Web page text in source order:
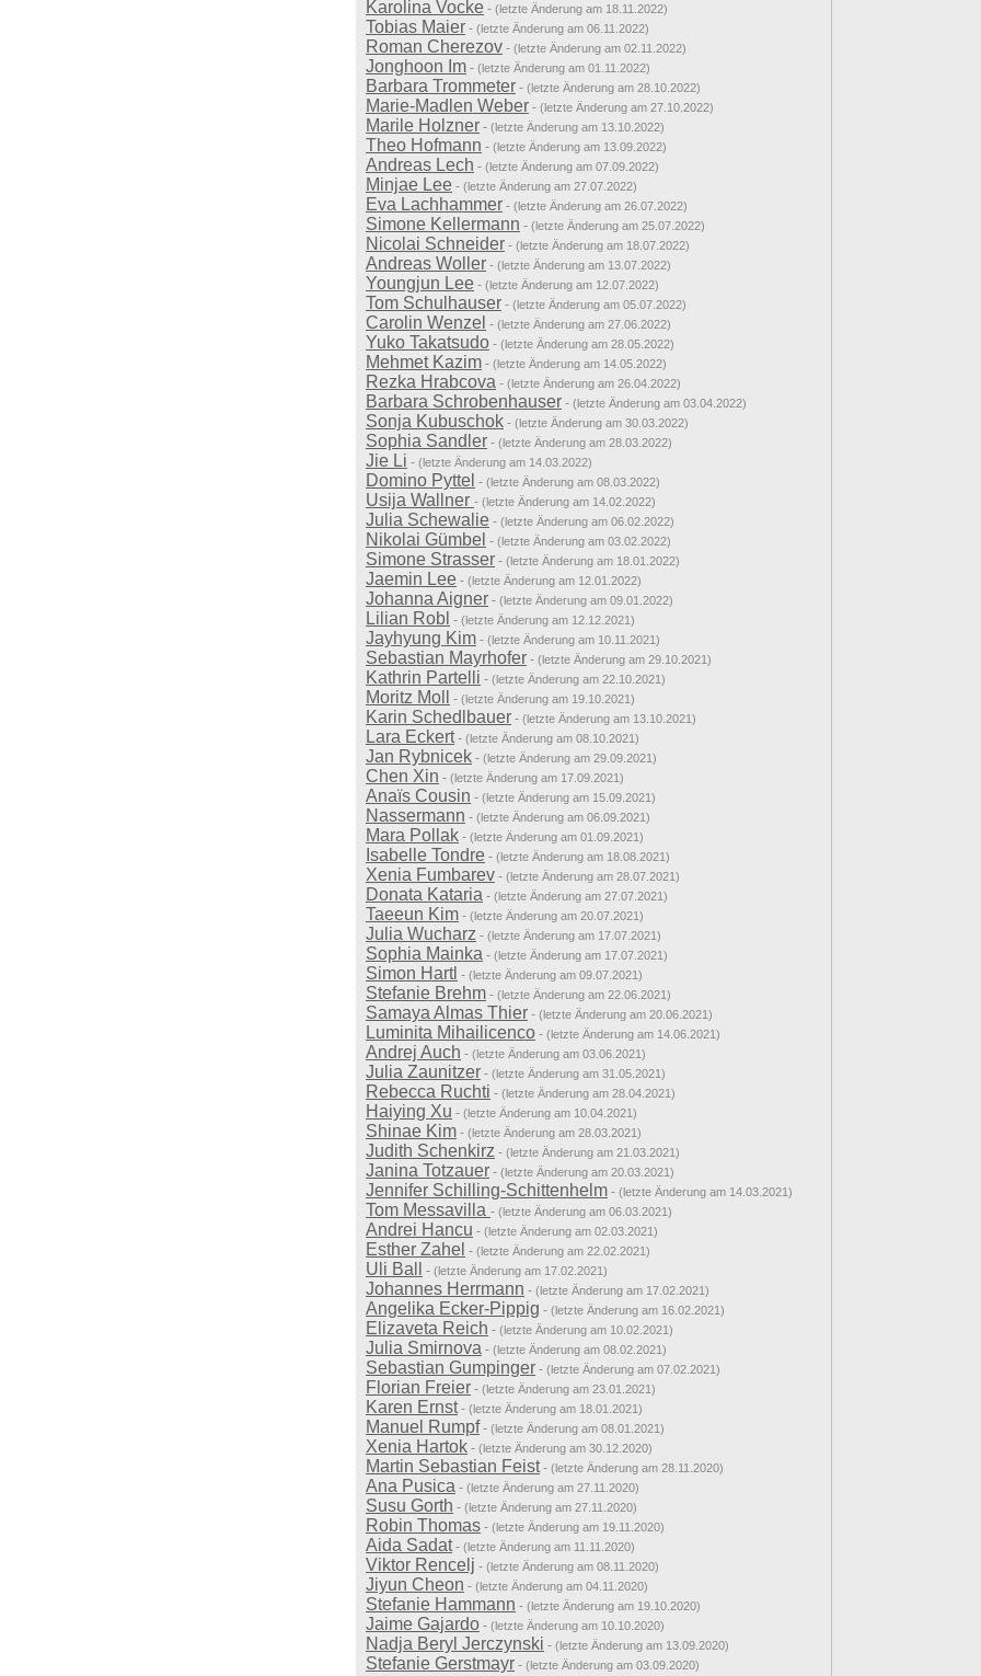
Karolina Vocke - (letzte Änderung am 18.11.2022)
Tobias Maier - (letzte Änderung am 06.11.2022)
Roman Cherezov - (letzte Änderung am 02.11.2022)
Jonghoon Im - (letzte Änderung am 01.11.2022)
Barbara Trommeter - (letzte Änderung am 28.10.2022)
Marie-Madlen Weber - (letzte Änderung am 27.10.2022)
Marile Holzner - (letzte Änderung am 13.10.2022)
Theo Hofmann - (letzte Änderung am 13.09.2022)
Andreas Lech - (letzte Änderung am 07.09.2022)
Minjae Lee - (letzte Änderung am 27.07.2022)
Eva Lachhammer - (letzte Änderung am 26.07.2022)
Simone Kellermann - (letzte Änderung am 25.07.2022)
Nicolai Schneider - (letzte Änderung am 18.07.2022)
Andreas Woller - (letzte Änderung am 13.07.2022)
Youngjun Lee - (letzte Änderung am 12.07.2022)
Tom Schulhauser - (letzte Änderung am 05.07.2022)
Carolin Wenzel - (letzte Änderung am 27.06.2022)
Yuko Takatsudo - (letzte Änderung am 28.05.2022)
Mehmet Kazim - (letzte Änderung am 14.05.2022)
Rezka Hrabcova - (letzte Änderung am 26.04.2022)
Barbara Schrobenhauser - (letzte Änderung am 03.04.2022)
Sonja Kubuschok - (letzte Änderung am 30.03.2022)
Sophia Sandler - (letzte Änderung am 28.03.2022)
Jie Li - (letzte Änderung am 14.03.2022)
Domino Pyttel - (letzte Änderung am 08.03.2022)
Usija Wallner - (letzte Änderung am 14.02.2022)
Julia Schewalie - (letzte Änderung am 06.02.2022)
Nikolai Gümbel - (letzte Änderung am 03.02.2022)
Simone Strasser - (letzte Änderung am 18.01.2022)
Jaemin Lee - (letzte Änderung am 12.01.2022)
Johanna Aigner - (letzte Änderung am 09.01.2022)
Lilian Robl - (letzte Änderung am 12.12.2021)
Jayhyung Kim - (letzte Änderung am 10.11.2021)
Sebastian Mayrhofer - (letzte Änderung am 29.10.2021)
Kathrin Partelli - (letzte Änderung am 22.10.2021)
Moritz Moll - (letzte Änderung am 19.10.2021)
Karin Schedlbauer - (letzte Änderung am 13.10.2021)
Lara Eckert- (letzte Änderung am 08.10.2021)
Jan Rybnicek - (letzte Änderung am 29.09.2021)
Chen Xin - (letzte Änderung am 17.09.2021)
Anaïs Cousin - (letzte Änderung am 15.09.2021)
Nassermann - (letzte Änderung am 06.09.2021)
Mara Pollak - (letzte Änderung am 01.09.2021)
Isabelle Tondre - (letzte Änderung am 18.08.2021)
Xenia Fumbarev - (letzte Änderung am 28.07.2021)
Donata Kataria - (letzte Änderung am 27.07.2021)
Taeeun Kim - (letzte Änderung am 20.07.2021)
Julia Wucharz - (letzte Änderung am 17.07.2021)
Sophia Mainka - (letzte Änderung am 17.07.2021)
Simon Hartl - (letzte Änderung am 09.07.2021)
Stefanie Brehm - (letzte Änderung am 22.06.2021)
Samaya Almas Thier - (letzte Änderung am 20.06.2021)
Luminita Mihailicenco - (letzte Änderung am 14.06.2021)
Andrej Auch - (letzte Änderung am 03.06.2021)
Julia Zaunitzer - (letzte Änderung am 31.05.2021)
Rebecca Ruchti - (letzte Änderung am 28.04.2021)
Haiying Xu - (letzte Änderung am 10.04.2021)
Shinae Kim - (letzte Änderung am 28.03.2021)
Judith Schenkirz - (letzte Änderung am 21.03.2021)
Janina Totzauer - (letzte Änderung am 20.03.2021)
Jennifer Schilling-Schittenhelm - (letzte Änderung am 14.03.2021)
Tom Messavilla - (letzte Änderung am 06.03.2021)
Andrei Hancu - (letzte Änderung am 02.03.2021)
Esther Zahel - (letzte Änderung am 22.02.2021)
Uli Ball - (letzte Änderung am 17.02.2021)
Johannes Herrmann - (letzte Änderung am 17.02.2021)
Angelika Ecker-Pippig - (letzte Änderung am 16.02.2021)
Elizaveta Reich - (letzte Änderung am 10.02.2021)
Julia Smirnova - (letzte Änderung am 08.02.2021)
Sebastian Gumpinger - (letzte Änderung am 07.02.2021)
Florian Freier - (letzte Änderung am 23.01.2021)
Karen Ernst- (letzte Änderung am 18.01.2021)
Manuel Rumpf- (letzte Änderung am 08.01.2021)
Xenia Hartok - (letzte Änderung am 30.12.2020)
Martin Sebastian Feist- (letzte Änderung am 28.11.2020)
Ana Pusica - (letzte Änderung am 27.11.2020)
Susu Gorth - (letzte Änderung am 27.11.2020)
Robin Thomas - (letzte Änderung am 19.11.2020)
Aida Sadat- (letzte Änderung am 11.11.2020)
Viktor Rencelj - (letzte Änderung am 08.11.2020)
Jiyun Cheon - (letzte Änderung am 04.11.2020)
Stefanie Hammann - (letzte Änderung am 19.10.2020)
Jaime Gajardo - (letzte Änderung am 10.10.2020)
Nadja Beryl Jerczynski - (letzte Änderung am 13.09.2020)
Stefanie Gerstmayr - (letzte Änderung am 03.09.2020)